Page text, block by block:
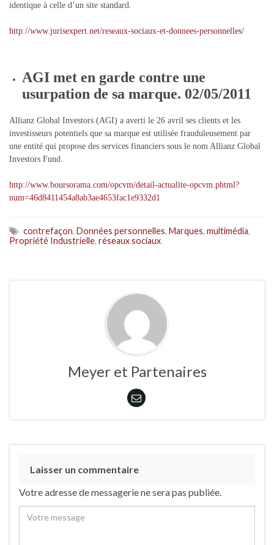
identique à celle d’un site standard.
http://www.jurisexpert.net/reseaux-sociaux-et-donnees-personnelles/
AGI met en garde contre une
usurpation de sa marque. 02/05/2011
Allianz Global Investors (AGI) a averti le 26 avril ses clients et les
investisseurs potentiels que sa marque est utilisée frauduleusement par
une entité qui propose des services financiers sous le nom Allianz Global
Investors Fund.
http://www.boursorama.com/opcvm/detail-actualite-opcvm.phtml?
num=46d8411454a8ab3ae4653fac1e9332d1
contrefaçon, Données personnelles, Marques, multimédia,
Propriété Industrielle, réseaux sociaux
Meyer et Partenaires
Laisser un commentaire
Votre adresse de messagerie ne sera pas publiée.